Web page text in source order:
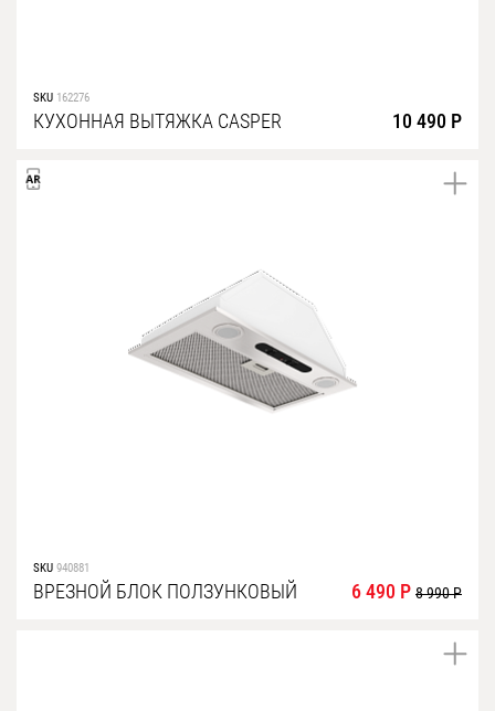
SKU 162276
КУХОННАЯ ВЫТЯЖКА CASPER 10 490 Р
SKU 940881
ВРЕЗНОЙ БЛОК ПОЛЗУНКОВЫЙ 6 490 Р 8 990 Р